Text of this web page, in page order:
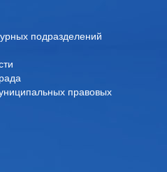
подразделений
правовых